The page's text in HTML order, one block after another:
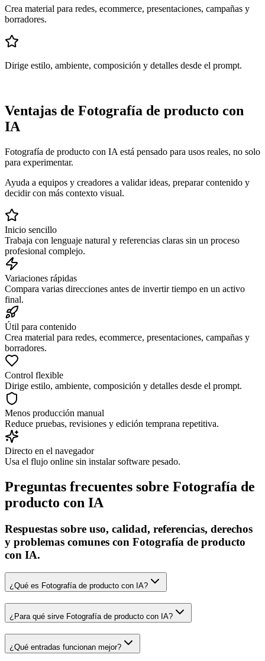
Crea material para redes, ecommerce, presentaciones, campañas y
borradores.
Dirige estilo, ambiente, composición y detalles desde el prompt.
Ventajas de Fotografía de producto con
IA
Fotografía de producto con IA está pensado para usos reales, no solo
para experimentar.
Ayuda a equipos y creadores a validar ideas, preparar contenido y
decidir con más contexto visual.
Inicio sencillo
Trabaja con lenguaje natural y referencias claras sin un proceso
profesional complejo.
Variaciones rápidas
Compara varias direcciones antes de invertir tiempo en un activo
final.
Útil para contenido
Crea material para redes, ecommerce, presentaciones, campañas y
borradores.
Control flexible
Dirige estilo, ambiente, composición y detalles desde el prompt.
Menos producción manual
Reduce pruebas, revisiones y edición temprana repetitiva.
Directo en el navegador
Usa el flujo online sin instalar software pesado.
Preguntas frecuentes sobre Fotografía de
producto con IA
Respuestas sobre uso, calidad, referencias, derechos
y problemas comunes con Fotografía de producto
con IA.
¿Qué es Fotografía de producto con IA?
¿Para qué sirve Fotografía de producto con IA?
¿Qué entradas funcionan mejor?